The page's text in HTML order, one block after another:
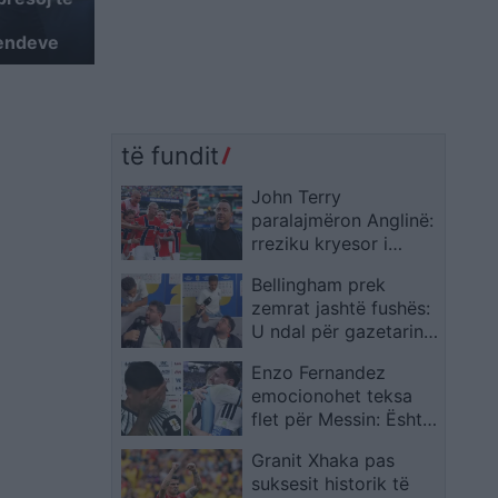
të fundit
John Terry
paralajmëron Anglinë:
rreziku kryesor i
vetëm Haaland
Bellingham prek
zemrat jashtë fushës:
U ndal për gazetarin
dhe mori vlerësime të
mëdha
Enzo Fernandez
emocionohet teksa
flet për Messin: Është
Granit Xhaka pas
suksesit historik të